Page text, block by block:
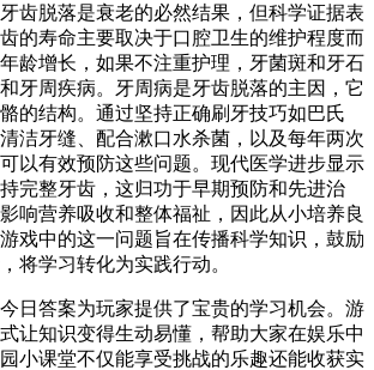
齿脱落是衰老的必然结果，但科学证据表
的寿命主要取决于口腔卫生的维护程度而
龄增长，如果不注重护理，牙菌斑和牙石
牙周疾病。牙周病是牙齿脱落的主因，它
的结构。通过坚持正确刷牙技巧如巴氏
洁牙缝、配合漱口水杀菌，以及每年两次
以有效预防这些问题。现代医学进步显示
完整牙齿，这归功于早期预防和先进治
响营养吸收和整体福祉，因此从小培养良
戏中的这一问题旨在传播科学知识，鼓励
将学习转化为实践行动。
日答案为玩家提供了宝贵的学习机会。游
让知识变得生动易懂，帮助大家在娱乐中
小课堂不仅能享受挑战的乐趣还能收获实